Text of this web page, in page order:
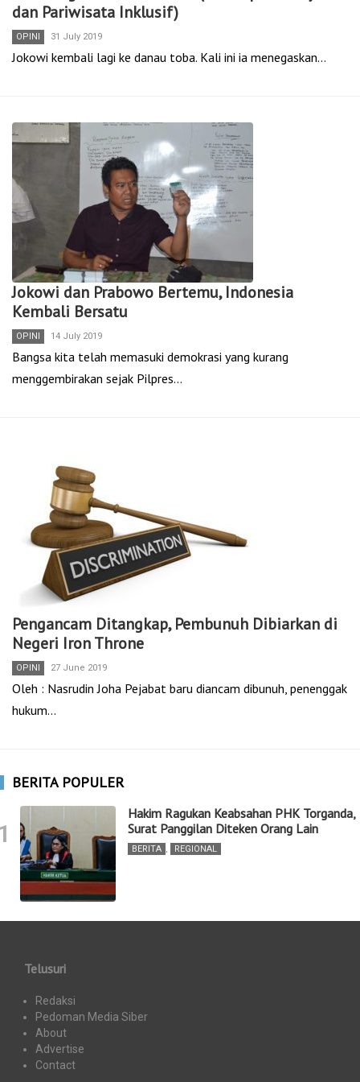
dan Pariwisata Inklusif)
OPINI 31 July 2019
Jokowi kembali lagi ke danau toba. Kali ini ia menegaskan…
Jokowi dan Prabowo Bertemu, Indonesia
Kembali Bersatu
OPINI 14 July 2019
Bangsa kita telah memasuki demokrasi yang kurang
menggembirakan sejak Pilpres…
Pengancam Ditangkap, Pembunuh Dibiarkan di
Negeri Iron Throne
OPINI 27 June 2019
Oleh : Nasrudin Joha Pejabat baru diancam dibunuh, penenggak
hukum…
BERITA POPULER
Hakim Ragukan Keabsahan PHK Torganda,
Surat Panggilan Diteken Orang Lain
BERITA , REGIONAL
Telusuri
Redaksi
Pedoman Media Siber
About
Advertise
Contact